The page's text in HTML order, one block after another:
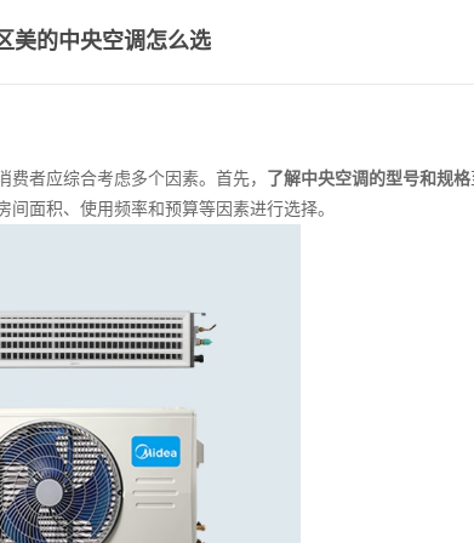
美的中央空调怎么选
者应综合考虑多个因素。首先， 了解中央空调的型号和规格
面积、使用频率和预算等因素进行选择。